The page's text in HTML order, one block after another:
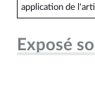
application de
Exposé